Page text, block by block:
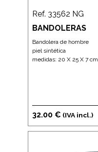
Ref. 33562 NG
BANDOLERAS
Bandolera de hombre
piel sintética
medidas: 20 X 25 X 7 cm
32.00 € (IVA incl.)